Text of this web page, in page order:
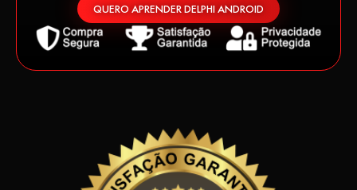
QUERO APRENDER DELPHI ANDROID